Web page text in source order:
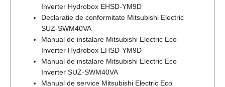
Inverter Hydrobox EHSD-YM9D
Declaratie de conformitate Mitsubishi Electric
SUZ-SWM40VA
Manual de instalare Mitsubishi Electric Eco
Inverter Hydrobox EHSD-YM9D
Manual de instalare Mitsubishi Electric Eco
Inverter SUZ-SWM40VA
Manual de service Mitsubishi Electric Eco